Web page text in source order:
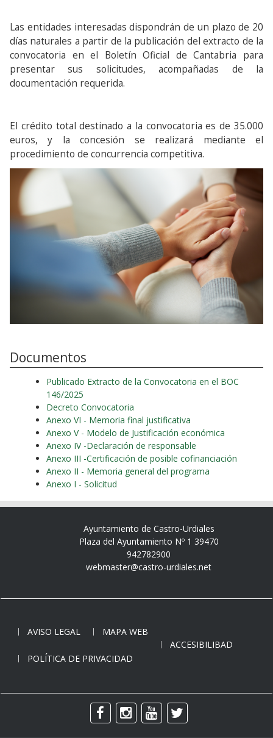
Las entidades interesadas dispondrán de un plazo de 20
días naturales a partir de la publicación del extracto de la
convocatoria en el Boletín Oficial de Cantabria para
presentar sus solicitudes, acompañadas de la
documentación requerida.
El crédito total destinado a la convocatoria es de 35.000
euros, y la concesión se realizará mediante el
procedimiento de concurrencia competitiva.
Documentos
Publicado Extracto de la Convocatoria en el BOC
146/2025
Decreto Convocatoria
Anexo VI - Memoria final justificativa
Anexo V - Modelo de Justificación económica
Anexo IV -Declaración de responsable
Anexo III -Certificación de posible cofinanciación
Anexo II - Memoria general del programa
Anexo I - Solicitud
Ayuntamiento de Castro-Urdiales
Plaza del Ayuntamiento Nº 1 39470
942782900
webmaster@castro-urdiales.net
AVISO LEGAL
MAPA WEB
ACCESIBILIBAD
POLÍTICA DE PRIVACIDAD